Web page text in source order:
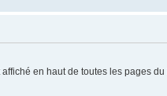
en haut de toutes les pages